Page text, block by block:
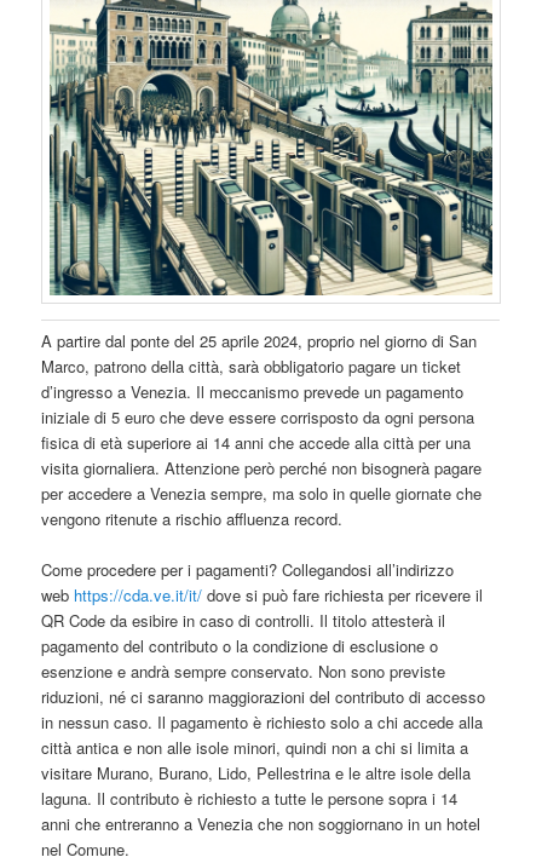
A partire dal ponte del 25 aprile 2024, proprio nel giorno di San
Marco, patrono della città, sarà obbligatorio pagare un ticket
d’ingresso a Venezia. Il meccanismo prevede un pagamento
iniziale di 5 euro che deve essere corrisposto da ogni persona
fisica di età superiore ai 14 anni che accede alla città per una
visita giornaliera. Attenzione però perché non bisognerà pagare
per accedere a Venezia sempre, ma solo in quelle giornate che
vengono ritenute a rischio affluenza record.
Come procedere per i pagamenti? Collegandosi all’indirizzo
web https://cda.ve.it/it/ dove si può fare richiesta per ricevere il
QR Code da esibire in caso di controlli. Il titolo attesterà il
pagamento del contributo o la condizione di esclusione o
esenzione e andrà sempre conservato. Non sono previste
riduzioni, né ci saranno maggiorazioni del contributo di accesso
in nessun caso. Il pagamento è richiesto solo a chi accede alla
città antica e non alle isole minori, quindi non a chi si limita a
visitare Murano, Burano, Lido, Pellestrina e le altre isole della
laguna. Il contributo è richiesto a tutte le persone sopra i 14
anni che entreranno a Venezia che non soggiornano in un hotel
nel Comune.